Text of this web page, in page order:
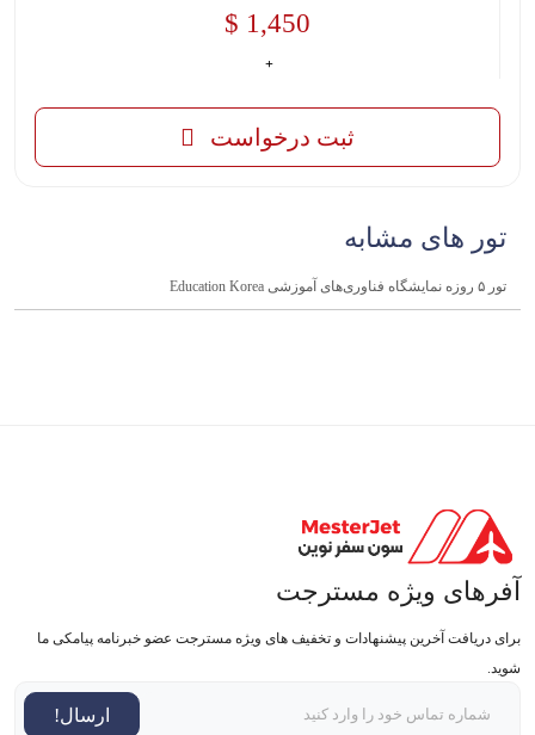
1,450 $
ثبت درخواست
تور های مشابه
تور ۵ روزه نمایشگاه فناوری‌های آموزشی Education Korea
آفرهای ویژه مسترجت
برای دریافت آخرین پیشنهادات و تخفیف های ویژه مسترجت عضو خبرنامه پیامکی ما
شوید.
ارسال!